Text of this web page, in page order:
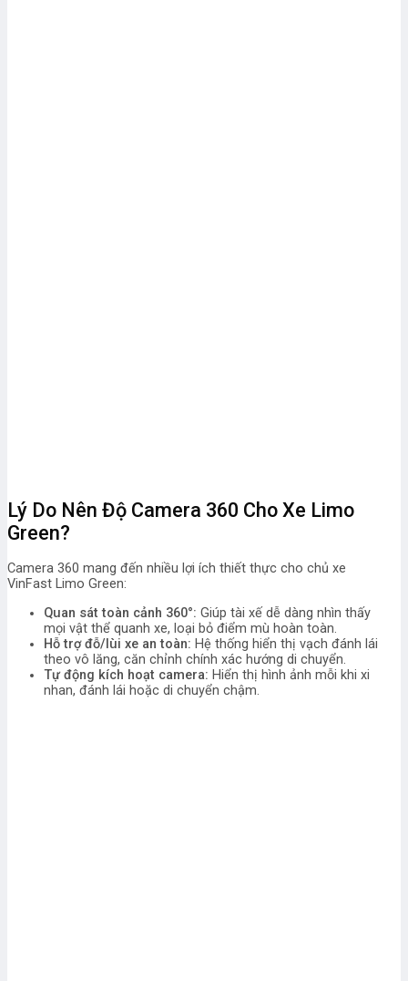
Lý Do Nên Độ Camera 360 Cho Xe Limo
Green?
Camera 360 mang đến nhiều lợi ích thiết thực cho chủ xe
VinFast Limo Green:
Quan sát toàn cảnh 360°: Giúp tài xế dễ dàng nhìn thấy
mọi vật thể quanh xe, loại bỏ điểm mù hoàn toàn.
Hỗ trợ đỗ/lùi xe an toàn: Hệ thống hiển thị vạch đánh lái
theo vô lăng, căn chỉnh chính xác hướng di chuyển.
Tự động kích hoạt camera: Hiển thị hình ảnh mỗi khi xi
nhan, đánh lái hoặc di chuyển chậm.